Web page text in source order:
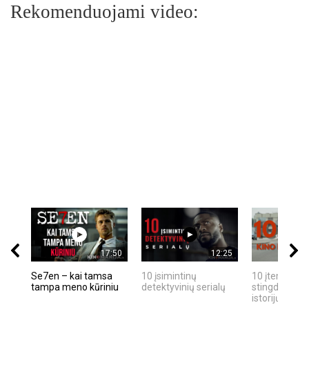
Rekomenduojami video:
17:50
Se7en – kai tamsa
tampa meno kūriniu
12:25
10 įsimintinų
detektyvinių serialų
10 įtemptų,
stingdančių
istorijų